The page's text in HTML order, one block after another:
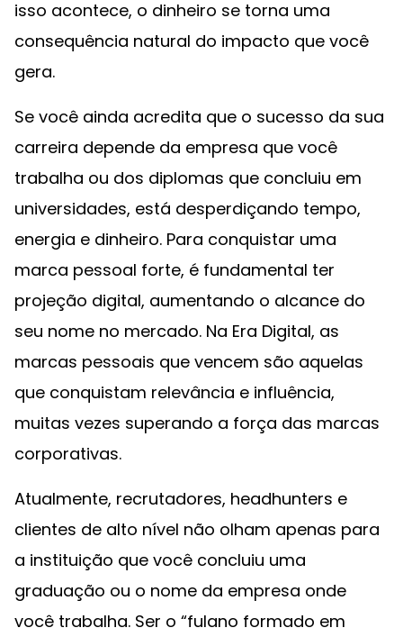
isso acontece, o dinheiro se torna uma
consequência natural do impacto que você
gera.
Se você ainda acredita que o sucesso da sua
carreira depende da empresa que você
trabalha ou dos diplomas que concluiu em
universidades, está desperdiçando tempo,
energia e dinheiro. Para conquistar uma
marca pessoal forte, é fundamental ter
projeção digital, aumentando o alcance do
seu nome no mercado. Na Era Digital, as
marcas pessoais que vencem são aquelas
que conquistam relevância e influência,
muitas vezes superando a força das marcas
corporativas.
Atualmente, recrutadores, headhunters e
clientes de alto nível não olham apenas para
a instituição que você concluiu uma
graduação ou o nome da empresa onde
você trabalha. Ser o “fulano formado em